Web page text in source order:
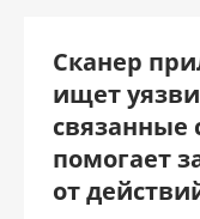
Сканер
ищет
связанные
помогает
от